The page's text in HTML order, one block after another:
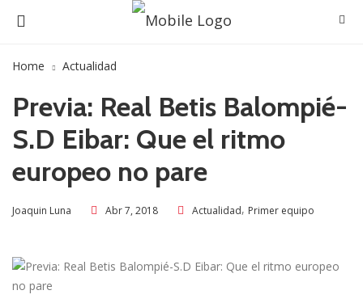
Home Actualidad
Previa: Real Betis Balompié-
S.D Eibar: Que el ritmo
europeo no pare
Joaquin Luna Abr 7, 2018 Actualidad, Primer equipo